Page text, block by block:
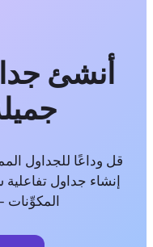
أنشئ
إنشاء جداول
المكوِّنات